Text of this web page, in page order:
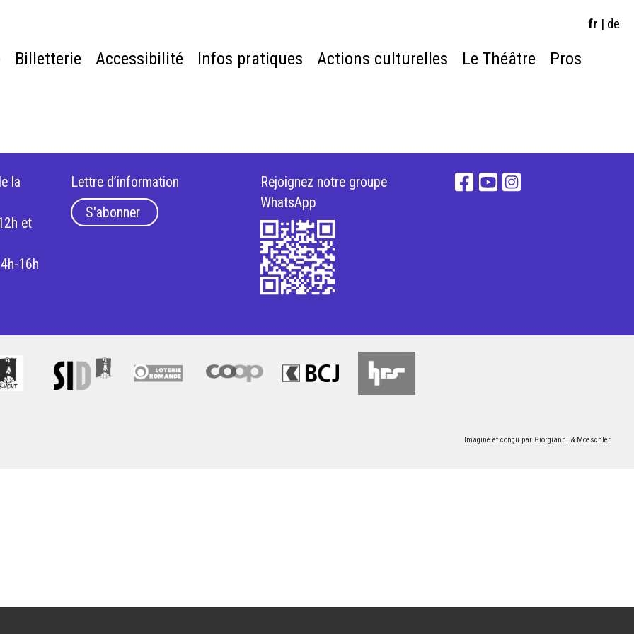
fr | de
Billetterie Accessibilité Infos pratiques Actions culturelles Le Théâtre Pros
la
et
16h
Lettre d’information
S'abonner
Rejoignez notre groupe
WhatsApp
Imaginé et conçu par Giorgianni & Moeschler